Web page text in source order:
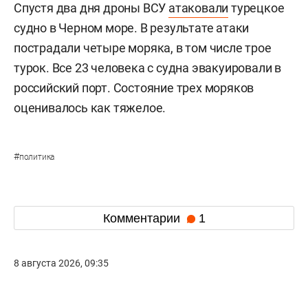
Спустя два дня дроны ВСУ атаковали турецкое
судно в Черном море. В результате атаки
пострадали четыре моряка, в том числе трое
турок. Все 23 человека с судна эвакуировали в
российский порт. Состояние трех моряков
оценивалось как тяжелое.
#политика
Комментарии 1
8 августа 2026, 09:35